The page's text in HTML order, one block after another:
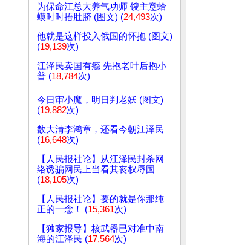
为保命江总大养气功师 馊主意蛤
蟆时时捂肚脐 (图文) (24,493次)
他就是这样投入俄国的怀抱 (图文)
(19,139次)
江泽民卖国有瘾 先抱老叶后抱小
普 (18,784次)
今日审小魔，明日判老妖 (图文)
(19,882次)
数大清李鸿章，还看今朝江泽民
(16,648次)
【人民报社论】从江泽民封杀网
络诱骗网民上当看其丧权辱国
(18,105次)
【人民报社论】要的就是你那纯
正的一念！ (15,361次)
【独家报导】核武器已对准中南
海的江泽民 (17,564次)